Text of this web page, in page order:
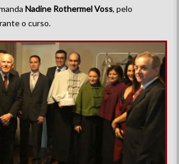
Nadine Rothermel Voss, pelo
o curso.